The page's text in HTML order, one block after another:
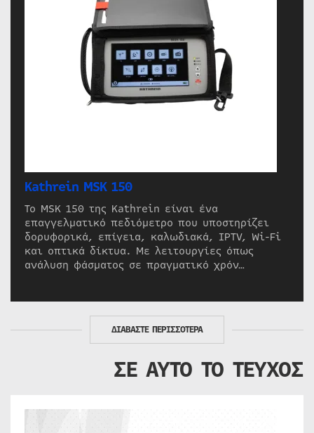
Kathrein MSK 150
Το MSK 150 της Kathrein είναι ένα
επαγγελματικό πεδιόμετρο που υποστηρίζει
δορυφορικά, επίγεια, καλωδιακά, IPTV, Wi-Fi
και οπτικά δίκτυα. Με λειτουργίες όπως
ανάλυση φάσματος σε πραγματικό χρόν…
ΔΙΑΒΑΣΤΕ ΠΕΡΙΣΣΟΤΕΡΑ
ΣΕ ΑΥΤΟ ΤΟ ΤΕΥΧΟΣ